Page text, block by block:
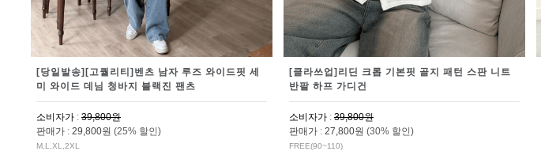
[당일발송][고퀄리티]벤츠 남자 루즈 와이드핏 세
미 와이드 데님 청바지 블랙진 팬츠
소비자가 : 39,800원
판매가 : 29,800원 (25% 할인)
M,L,XL,2XL
[클라쓰업]리딘 크롭 기본핏 골지 패턴 스판 니트
반팔 하프 가디건
소비자가 : 39,800원
판매가 : 27,800원 (30% 할인)
FREE(90~110)